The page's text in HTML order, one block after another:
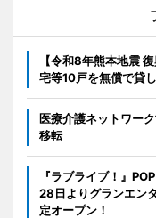
【令和8年熊本地震
宅等10戸を無償で貸
医療介護ネットワー
移転
『ラブライブ！』
28日よりグランエン
定オープン！